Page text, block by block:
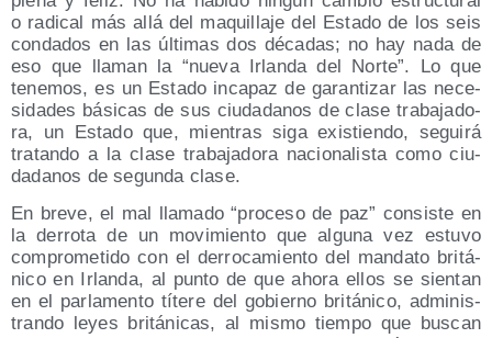
o radi­cal más allá del maqui­lla­je del Esta­do de los seis
con­da­dos en las últi­mas dos déca­das; no hay nada de
eso que lla­man la “nue­va Irlan­da del Nor­te”. Lo que
tene­mos, es un Esta­do inca­paz de garan­ti­zar las nece­
si­da­des bási­cas de sus ciu­da­da­nos de cla­se tra­ba­ja­do­
ra, un Esta­do que, mien­tras siga exis­tien­do, segui­rá
tra­tan­do a la cla­se tra­ba­ja­do­ra nacio­na­lis­ta como ciu­
da­da­nos de segun­da clase.
En bre­ve, el mal lla­ma­do “pro­ce­so de paz” con­sis­te en
la derro­ta de un movi­mien­to que algu­na vez estu­vo
com­pro­me­ti­do con el derro­ca­mien­to del man­da­to bri­tá­
ni­co en Irlan­da, al pun­to de que aho­ra ellos se sien­tan
en el par­la­men­to títe­re del gobierno bri­tá­ni­co, admi­nis­
tran­do leyes bri­tá­ni­cas, al mis­mo tiem­po que bus­can